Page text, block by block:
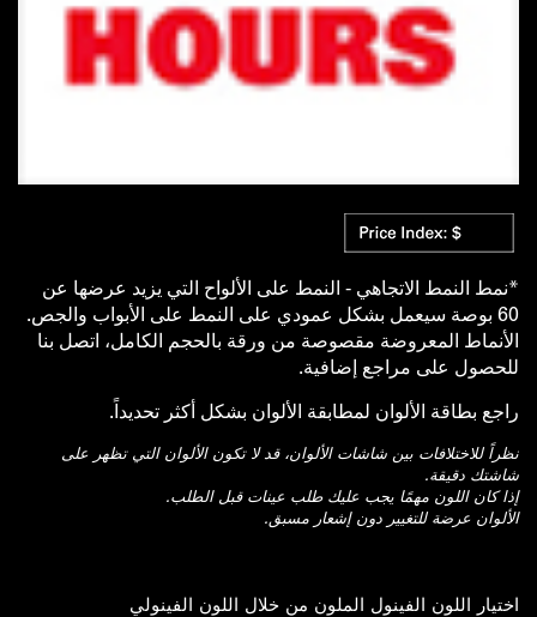
*نمط النمط الاتجاهي - النمط على الألواح التي يزيد عرضها عن
60 بوصة سيعمل بشكل عمودي على النمط على الأبواب والجص.
الأنماط المعروضة مقصوصة من ورقة بالحجم الكامل، اتصل بنا
للحصول على مراجع إضافية.
راجع بطاقة الألوان لمطابقة الألوان بشكل أكثر تحديداً.
نظراً للاختلافات بين شاشات الألوان، قد لا تكون الألوان التي تظهر على
شاشتك دقيقة.
إذا كان اللون مهمًا يجب عليك طلب عينات قبل الطلب.
الألوان عرضة للتغيير دون إشعار مسبق.
اختيار اللون الفينول الملون من خلال اللون الفينولي